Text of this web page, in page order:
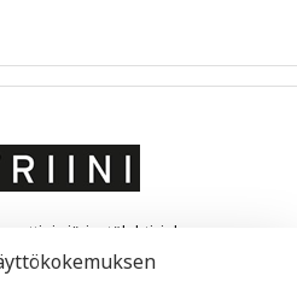
ja järjestölehti, joka on
ravintola-alan yrittäjille ja
kertoo yrityksistä ja niiden